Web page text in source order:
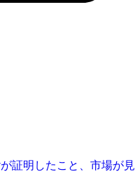
証明したこと、市場が見